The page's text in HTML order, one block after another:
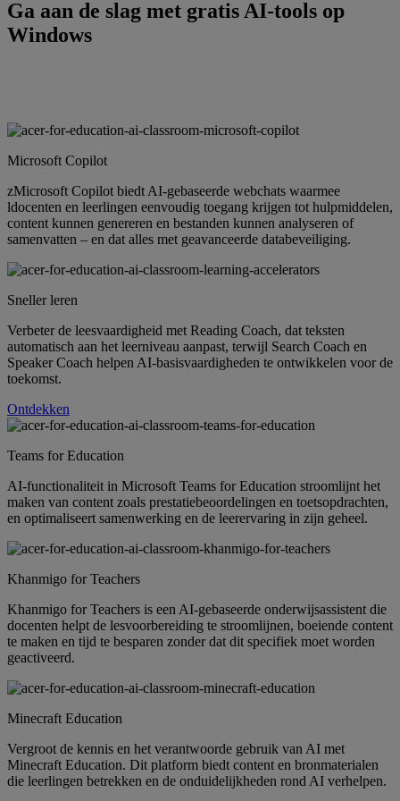
Ga aan de slag met gratis AI-tools op
Windows
Microsoft Copilot
zMicrosoft Copilot biedt AI-gebaseerde webchats waarmee
ldocenten en leerlingen eenvoudig toegang krijgen tot hulpmiddelen,
content kunnen genereren en bestanden kunnen analyseren of
samenvatten – en dat alles met geavanceerde databeveiliging.
Sneller leren
Verbeter de leesvaardigheid met Reading Coach, dat teksten
automatisch aan het leerniveau aanpast, terwijl Search Coach en
Speaker Coach helpen AI-basisvaardigheden te ontwikkelen voor de
toekomst.
Ontdekken
Teams for Education
AI-functionaliteit in Microsoft Teams for Education stroomlijnt het
maken van content zoals prestatiebeoordelingen en toetsopdrachten,
en optimaliseert samenwerking en de leerervaring in zijn geheel.
Khanmigo for Teachers
Khanmigo for Teachers is een AI-gebaseerde onderwijsassistent die
docenten helpt de lesvoorbereiding te stroomlijnen, boeiende content
te maken en tijd te besparen zonder dat dit specifiek moet worden
geactiveerd.
Minecraft Education
Vergroot de kennis en het verantwoorde gebruik van AI met
Minecraft Education. Dit platform biedt content en bronmaterialen
die leerlingen betrekken en de onduidelijkheden rond AI verhelpen.